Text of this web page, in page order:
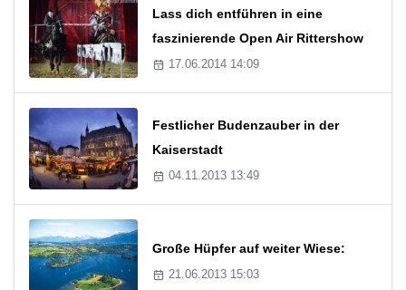
Lass dich entführen in eine
faszinierende Open Air Rittershow
17.06.2014 14:09
Festlicher Budenzauber in der
Kaiserstadt
04.11.2013 13:49
Große Hüpfer auf weiter Wiese:
21.06.2013 15:03